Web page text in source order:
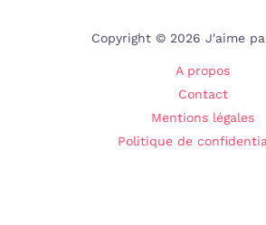
Copyright © 2026 J'aime
A propos
Contact
Mentions légales
Politique de